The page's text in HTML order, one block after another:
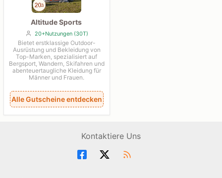
Altitude Sports
20+Nutzungen (30T)
Bietet erstklassige Outdoor-
Ausrüstung und Bekleidung von
Top-Marken, spezialisiert auf
Bergsport, Wandern, Skifahren und
abenteuertaugliche Kleidung für
Männer und Frauen.
Alle Gutscheine entdecken
Kontaktiere Uns